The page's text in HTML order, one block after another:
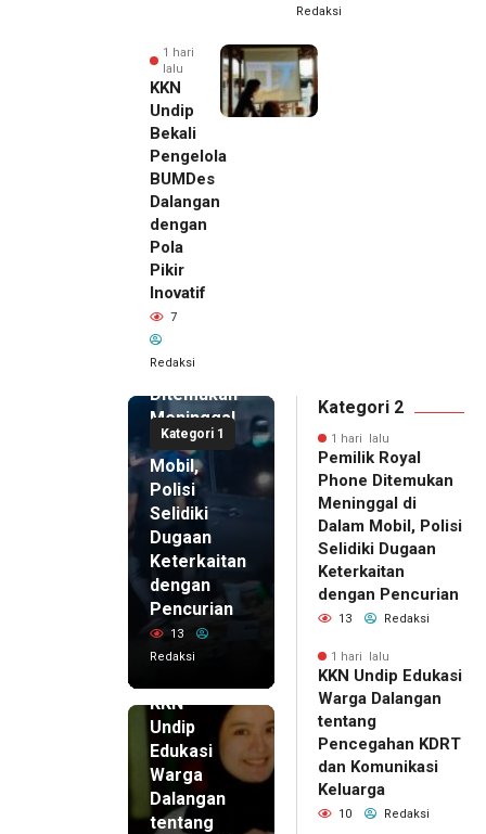
Redaksi
1 hari
lalu
KKN
Undip
Bekali
Pengelola
BUMDes
Dalangan
dengan
Pola
Pikir
Inovatif
7
Redaksi
Kategori 1
1 hari lalu
Pemilik
Royal
Phone
Ditemukan
Meninggal
di Dalam
Mobil,
Polisi
Selidiki
Dugaan
Keterkaitan
dengan
Pencurian
13
Redaksi
KKN
Undip
Edukasi
Warga
Dalangan
tentang
Kategori 2
1 hari lalu
Pemilik Royal
Phone Ditemukan
Meninggal di
Dalam Mobil, Polisi
Selidiki Dugaan
Keterkaitan
dengan Pencurian
13 Redaksi
1 hari lalu
KKN Undip Edukasi
Warga Dalangan
tentang
Pencegahan KDRT
dan Komunikasi
Keluarga
10 Redaksi